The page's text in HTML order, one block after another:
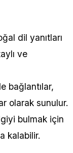
dil yanıtları
ve
bağlantılar,
olarak sunulur.
bulmak için
kalabilir.